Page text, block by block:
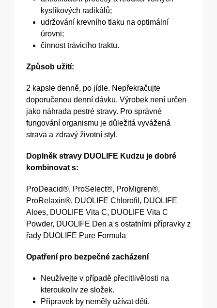
kyslíkových radikálů;
udržování krevního tlaku na optimální
úrovni;
činnost trávicího traktu.
Způsob užití:
2 kapsle denně, po jídle. Nepřekračujte
doporučenou denní dávku. Výrobek není určen
jako náhrada pestré stravy. Pro správné
fungování organismu je důležitá vyvážená
strava a zdravý životní styl.
Doplněk stravy DUOLIFE Kudzu je dobré
kombinovat s:
ProDeacid®, ProSelect®, ProMigren®,
ProRelaxin®, DUOLIFE Chlorofil, DUOLIFE
Aloes, DUOLIFE Vita C, DUOLIFE Vita C
Powder, DUOLIFE Den a s ostatními přípravky z
řady DUOLIFE Pure Formula
Opatření pro bezpečné zacházení
Neužívejte v případě přecitlivělosti na
kteroukoliv ze složek.
Přípravek by neměly užívat děti.